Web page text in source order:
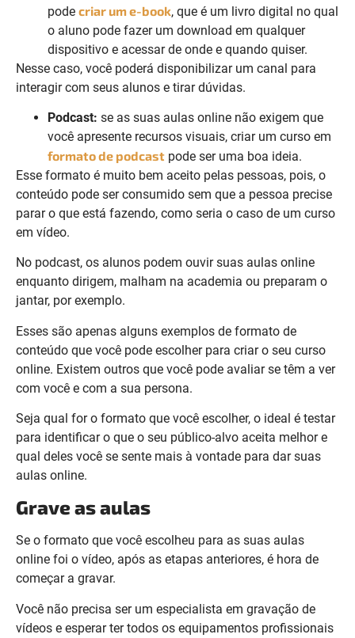
pode criar um e-book, que é um livro digital no qual
o aluno pode fazer um download em qualquer
dispositivo e acessar de onde e quando quiser.
Nesse caso, você poderá disponibilizar um canal para
interagir com seus alunos e tirar dúvidas.
Podcast: se as suas aulas online não exigem que
você apresente recursos visuais, criar um curso em
formato de podcast pode ser uma boa ideia.
Esse formato é muito bem aceito pelas pessoas, pois, o
conteúdo pode ser consumido sem que a pessoa precise
parar o que está fazendo, como seria o caso de um curso
em vídeo.
No podcast, os alunos podem ouvir suas aulas online
enquanto dirigem, malham na academia ou preparam o
jantar, por exemplo.
Esses são apenas alguns exemplos de formato de
conteúdo que você pode escolher para criar o seu curso
online. Existem outros que você pode avaliar se têm a ver
com você e com a sua persona.
Seja qual for o formato que você escolher, o ideal é testar
para identificar o que o seu público-alvo aceita melhor e
qual deles você se sente mais à vontade para dar suas
aulas online.
Grave as aulas
Se o formato que você escolheu para as suas aulas
online foi o vídeo, após as etapas anteriores, é hora de
começar a gravar.
Você não precisa ser um especialista em gravação de
vídeos e esperar ter todos os equipamentos profissionais